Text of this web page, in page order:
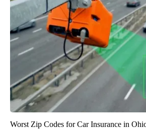
Worst Zip Codes for Car Insurance in